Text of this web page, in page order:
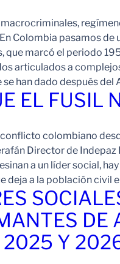
Colombia pasamos
que marcó el periodo
articulados a
han dado después del
EL FUSIL
conflicto colombiano
Director de Indepaz
a un líder social,
deja a la población civil
DE
Y